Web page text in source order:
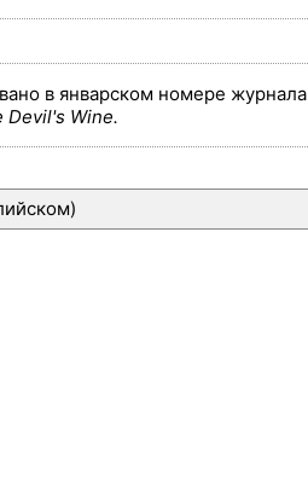
в январском номере журнала
Devil's Wine.